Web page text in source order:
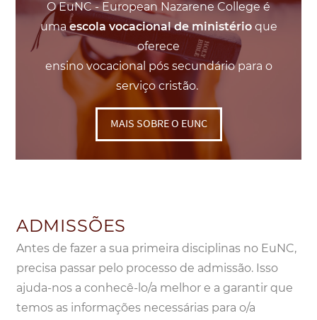
O EuNC - European Nazarene College é
umaescola vocacional de ministério que
oferece
ensino vocacional pós secundário para o
serviço cristão.
MAIS SOBRE O EUNC
ADMISSÕES
Antes de fazer a sua primeira disciplinas no EuNC,
precisa passar pelo processo de admissão. Isso
ajuda-nos a conhecê-lo/a melhor e a garantir que
temos as informações necessárias para o/a